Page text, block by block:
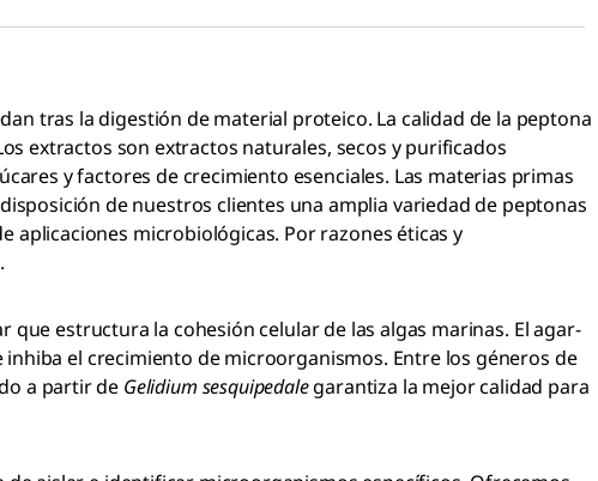
tras la digestión de material proteico. La calidad de la peptona
extractos son extractos naturales, secos y purificados
y factores de crecimiento esenciales. Las materias primas
de nuestros clientes una amplia variedad de peptonas
aplicaciones microbiológicas. Por razones éticas y
estructura la cohesión celular de las algas marinas. El agar-
el crecimiento de microorganismos. Entre los géneros de
a partir de Gelidium sesquipedalegarantiza la mejor calidad para